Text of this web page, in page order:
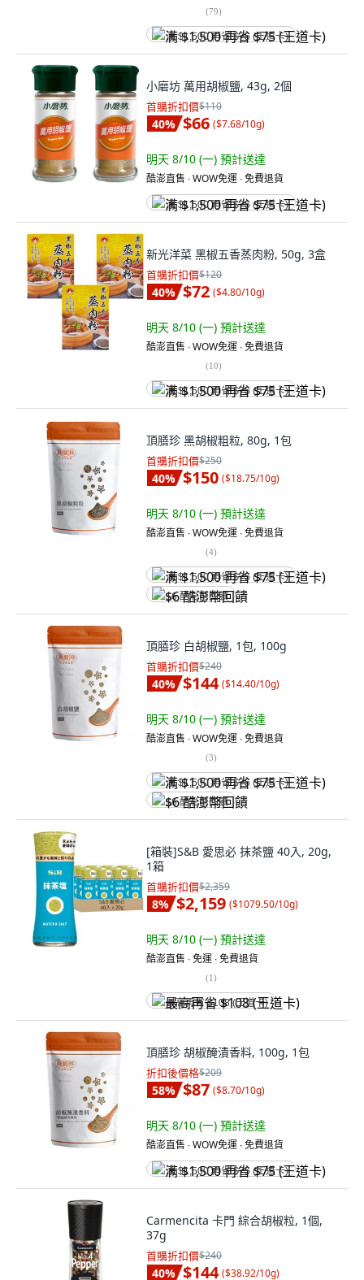
(79)
满 $1,500 再省 $75 (王道卡)
小磨坊 萬用胡椒鹽, 43g, 2個
首購折扣價$110
40% $66 ($7.68/10g)
明天 8/10 (一) 預計送達
酷澎直售 ∙ WOW免運 ∙ 免費退貨
满 $1,500 再省 $75 (王道卡)
新光洋菜 黑椒五香蒸肉粉, 50g, 3盒
首購折扣價$120
40% $72 ($4.80/10g)
明天 8/10 (一) 預計送達
酷澎直售 ∙ WOW免運 ∙ 免費退貨
(10)
满 $1,500 再省 $75 (王道卡)
頂膳珍 黑胡椒粗粒, 80g, 1包
首購折扣價$250
40% $150 ($18.75/10g)
明天 8/10 (一) 預計送達
酷澎直售 ∙ WOW免運 ∙ 免費退貨
(4)
满 $1,500 再省 $75 (王道卡)
$6 酷澎幣回饋
頂膳珍 白胡椒鹽, 1包, 100g
首購折扣價$240
40% $144 ($14.40/10g)
明天 8/10 (一) 預計送達
酷澎直售 ∙ WOW免運 ∙ 免費退貨
(3)
满 $1,500 再省 $75 (王道卡)
$6 酷澎幣回饋
[箱裝]S&B 愛思必 抹茶鹽 40入, 20g,
1箱
首購折扣價$2,359
8% $2,159 ($1079.50/10g)
明天 8/10 (一) 預計送達
酷澎直售 ∙ 免運 ∙ 免費退貨
(1)
最高再省 $108 (王道卡)
頂膳珍 胡椒醃漬香料, 100g, 1包
折扣後價格$209
58% $87 ($8.70/10g)
明天 8/10 (一) 預計送達
酷澎直售 ∙ WOW免運 ∙ 免費退貨
满 $1,500 再省 $75 (王道卡)
Carmencita 卡門 綜合胡椒粒, 1個,
37g
首購折扣價$240
40% $144 ($38.92/10g)